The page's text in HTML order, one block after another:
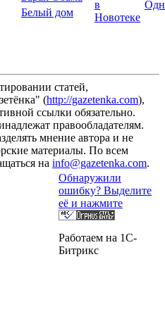
Белый дом
в
Новотеке
статей,
(http://gazetenka.com),
ссылки обязательно.
правообладателям.
мнение автора и не
материалы. По всем
на info@gazetenka.com.
Обнаружили
ошибку? Выделите
её и нажмите
Работаем на 1C-
Битрикс